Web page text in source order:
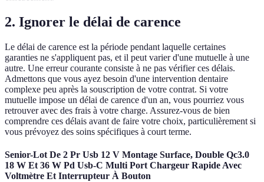
2. Ignorer le délai de carence
Le délai de carence est la période pendant laquelle certaines
garanties ne s'appliquent pas, et il peut varier d'une mutuelle à une
autre. Une erreur courante consiste à ne pas vérifier ces délais.
Admettons que vous ayez besoin d'une intervention dentaire
complexe peu après la souscription de votre contrat. Si votre
mutuelle impose un délai de carence d'un an, vous pourriez vous
retrouver avec des frais à votre charge. Assurez-vous de bien
comprendre ces délais avant de faire votre choix, particulièrement si
vous prévoyez des soins spécifiques à court terme.
Senior-Lot De 2 Pr Usb 12 V Montage Surface, Double Qc3.0
18 W Et 36 W Pd Usb-C Multi Port Chargeur Rapide Avec
Voltmètre Et Interrupteur À Bouton